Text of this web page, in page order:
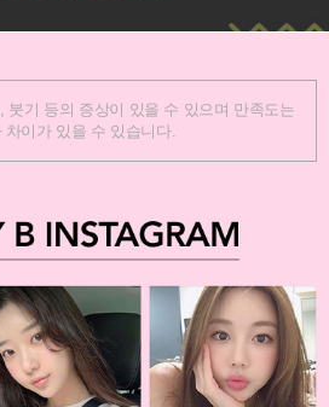
기 등의 증상이 있을 수 있으며 만족도는
차이가 있을 수 있습니다.